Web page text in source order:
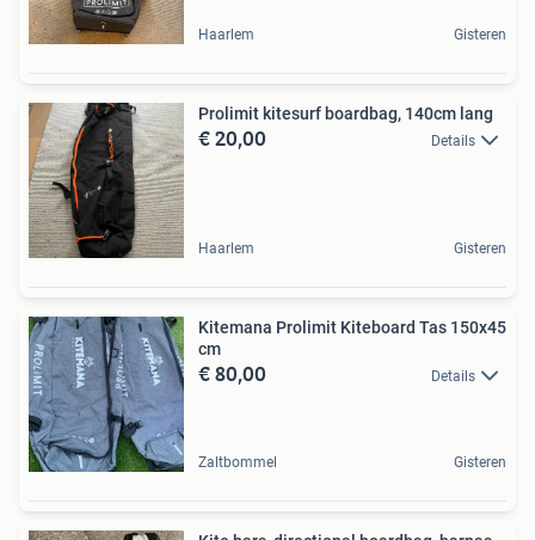
Haarlem Gisteren
Prolimit kitesurf boardbag, 140cm lang
€ 20,00 Details
Haarlem Gisteren
Kitemana Prolimit Kiteboard Tas 150x45
cm
€ 80,00 Details
Zaltbommel Gisteren